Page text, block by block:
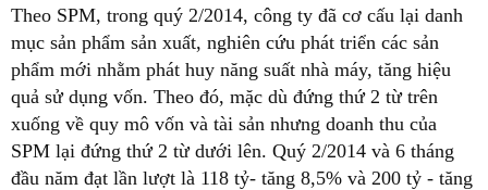
Theo SPM, trong quý 2/2014, công ty đã cơ cấu lại danh
mục sản phẩm sản xuất, nghiên cứu phát triển các sản
phẩm mới nhằm phát huy năng suất nhà máy, tăng hiệu
quả sử dụng vốn. Theo đó, mặc dù đứng thứ 2 từ trên
xuống về quy mô vốn và tài sản nhưng doanh thu của
SPM lại đứng thứ 2 từ dưới lên. Quý 2/2014 và 6 tháng
đầu năm đạt lần lượt là 118 tỷ- tăng 8,5% và 200 tỷ - tăng